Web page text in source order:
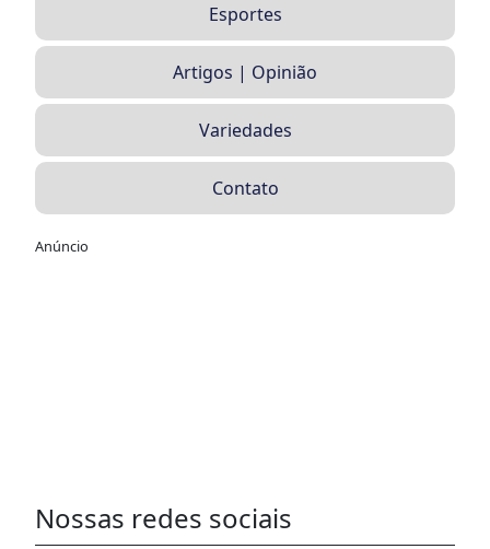
Esportes
Artigos | Opinião
Variedades
Contato
Anúncio
Nossas redes sociais